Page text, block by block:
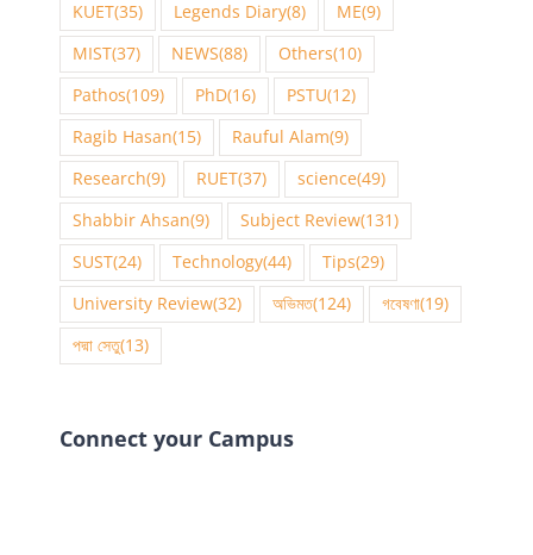
KUET(35) Legends Diary(8) ME(9)
MIST(37) NEWS(88) Others(10)
Pathos(109) PhD(16) PSTU(12)
Ragib Hasan(15) Rauful Alam(9)
Research(9) RUET(37) science(49)
Shabbir Ahsan(9) Subject Review(131)
SUST(24) Technology(44) Tips(29)
University Review(32) অভিমত(124) গবেষণা(19)
পদ্মা সেতু(13)
Connect your Campus